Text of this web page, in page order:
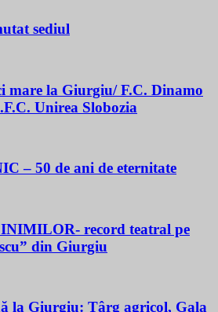
sediul
mare la Giurgiu/ F.C. Dinamo
Unirea Slobozia
– 50 de ani de eternitate
record teatral pe
din Giurgiu
la Giurgiu: Târg agricol, Gala